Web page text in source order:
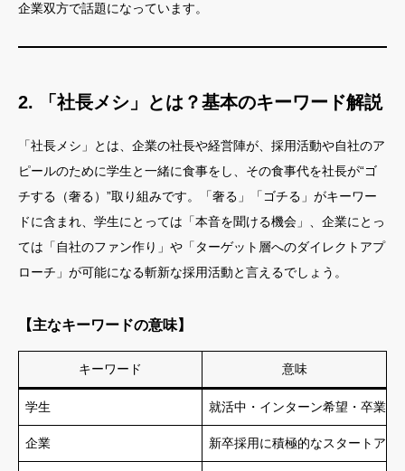
企業双方で話題になっています。
2. 「社長メシ」とは？基本のキーワード解説
「社長メシ」とは、企業の社長や経営陣が、採用活動や自社のア
ピールのために学生と一緒に食事をし、その食事代を社長が“ゴ
チする（奢る）”取り組みです。「奢る」「ゴチる」がキーワー
ドに含まれ、学生にとっては「本音を聞ける機会」、企業にとっ
ては「自社のファン作り」や「ターゲット層へのダイレクトアプ
ローチ」が可能になる斬新な採用活動と言えるでしょう。
【主なキーワードの意味】
キーワード 意味
学生 就活中・インターン希望・卒業間
企業 新卒採用に積極的なスタートアッ